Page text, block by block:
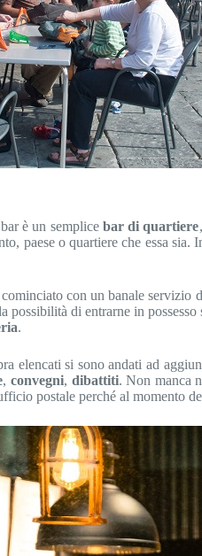
è un semplice bar di quartiere
paese o quartiere che essa
con un banale servizio
possibilità di entrarne in
.
elencati si sono andati ad
, convegni, dibattiti. Non manca
postale perché al momento